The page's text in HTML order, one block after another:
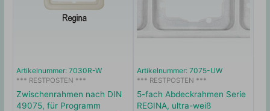
Artikelnummer: 7030R-W
*** RESTPOSTEN ***
Zwischenrahmen nach DIN
49075, für Programm
Artikelnummer: 7075-UW
*** RESTPOSTEN ***
5-fach Abdeckrahmen Serie
REGINA, ultra-weiß